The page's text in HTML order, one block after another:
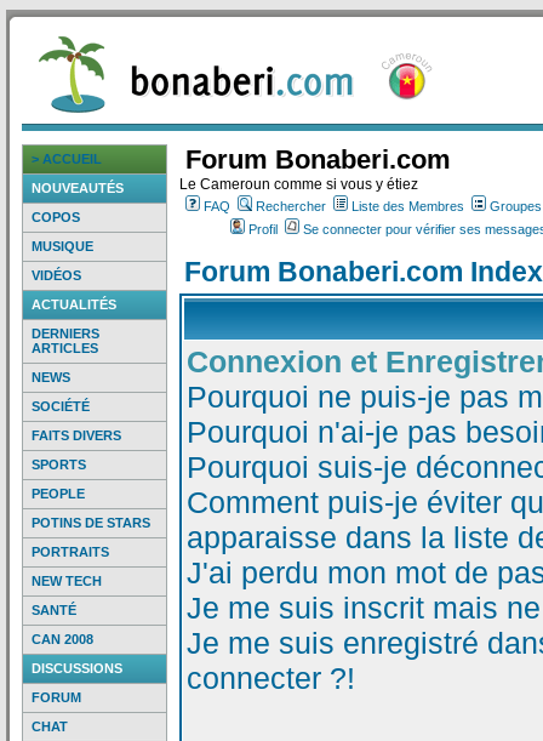
> ACCUEIL
NOUVEAUTÉS
COPOS
MUSIQUE
VIDÉOS
ACTUALITÉS
DERNIERS
ARTICLES
NEWS
SOCIÉTÉ
FAITS DIVERS
SPORTS
PEOPLE
POTINS DE STARS
PORTRAITS
NEW TECH
SANTÉ
CAN 2008
DISCUSSIONS
FORUM
CHAT
Forum Bonaberi.com
Le Cameroun comme si vous y étiez
FAQ Rechercher Liste des Membres
Profil
Se connecter pour vérifier ses
Forum Bonaberi.com
Connexion et
Pourquoi ne puis-je pas
Pourquoi n'ai-je pas
Pourquoi suis-je
Comment puis-je éviter
apparaisse dans la liste
J'ai perdu mon mot de
Je me suis inscrit mais
Je me suis enregistré
connecter ?!